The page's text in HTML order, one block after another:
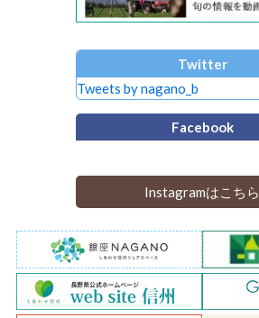
Twitter
Tweets by nagano_b
Facebook
Instagramはこちら